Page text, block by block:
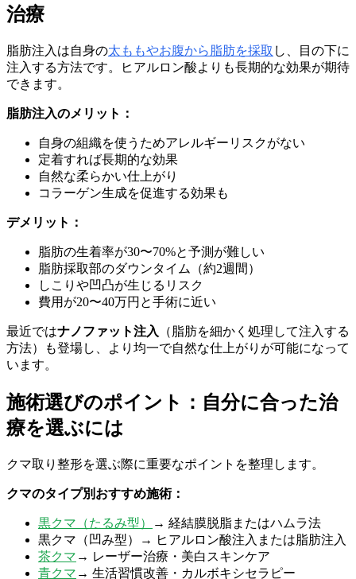
治療
脂肪注入は自身の太ももやお腹から脂肪を採取 し、目の下に
注入する方法です。ヒアルロン酸よりも長期的な効果が期待
できます。
脂肪注入のメリット：
自身の組織を使うためアレルギーリスクがない
定着すれば長期的な効果
自然な柔らかい仕上がり
コラーゲン生成を促進する効果も
デメリット：
脂肪の生着率が30〜70%と予測が難しい
脂肪採取部のダウンタイム（約2週間）
しこりや凹凸が生じるリスク
費用が20〜40万円と手術に近い
最近ではナノファット注入
（脂肪を細かく処理して注入する
方法）も登場し、より均一で自然な仕上がりが可能になって
います。
施術選びのポイント：自分に合った治
療を選ぶには
クマ取り整形を選ぶ際に重要なポイントを整理します。
クマのタイプ別おすすめ施術：
黒クマ（たるみ型）
→ 経結膜脱脂またはハムラ法
黒クマ（凹み型）→ ヒアルロン酸注入または脂肪注入
茶クマ → レーザー治療・美白スキンケア
青クマ → 生活習慣改善・カルボキシセラピー